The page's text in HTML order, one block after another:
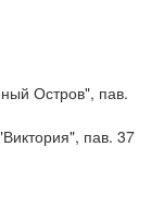
Остров", пав.
пав. 37